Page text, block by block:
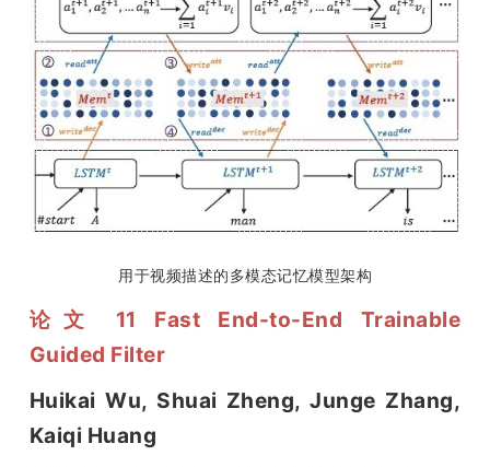
用于视频描述的多模态记忆模型架构
论文 11 Fast End-to-End Trainable
Guided Filter
Huikai Wu, Shuai Zheng, Junge Zhang,
Kaiqi Huang